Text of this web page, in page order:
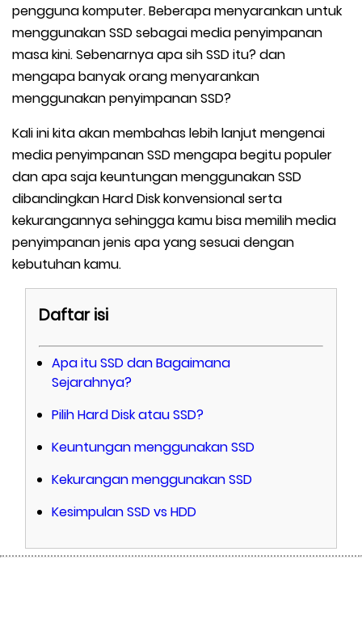
pengguna komputer. Beberapa menyarankan untuk
menggunakan SSD sebagai media penyimpanan
masa kini. Sebenarnya apa sih SSD itu? dan
mengapa banyak orang menyarankan
menggunakan penyimpanan SSD?
Kali ini kita akan membahas lebih lanjut mengenai
media penyimpanan SSD mengapa begitu populer
dan apa saja keuntungan menggunakan SSD
dibandingkan Hard Disk konvensional serta
kekurangannya sehingga kamu bisa memilih media
penyimpanan jenis apa yang sesuai dengan
kebutuhan kamu.
Daftar isi
Apa itu SSD dan Bagaimana
Sejarahnya?
Pilih Hard Disk atau SSD?
Keuntungan menggunakan SSD
Kekurangan menggunakan SSD
Kesimpulan SSD vs HDD